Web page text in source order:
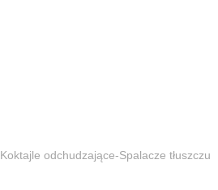
Koktajle odchudzające-Spalacze tłuszczu